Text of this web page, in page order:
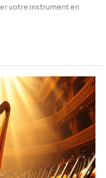
votre instrument en